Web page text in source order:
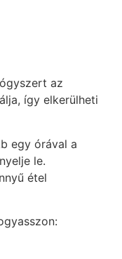
az
így elkerülheti
egy órával a
le.
étel